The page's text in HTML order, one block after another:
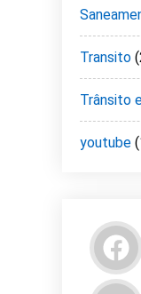
Transito
Trânsito
youtube